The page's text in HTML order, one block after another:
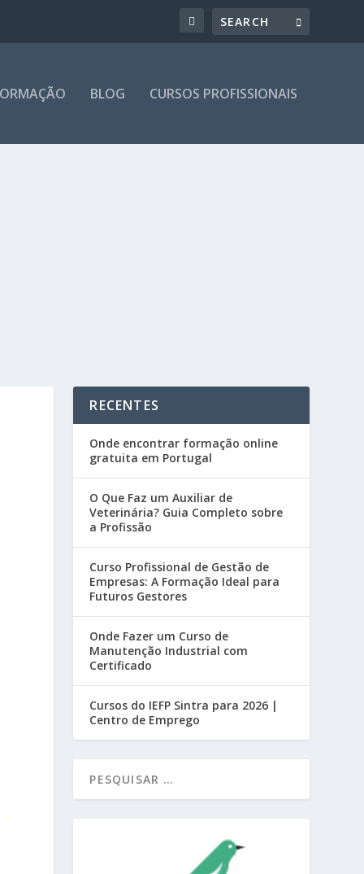
BLOG CURSOS PROFISSIONAIS
RECENTES
Onde encontrar formação online
gratuita em Portugal
O Que Faz um Auxiliar de
Veterinária? Guia Completo sobre
a Profissão
Curso Profissional de Gestão de
Empresas: A Formação Ideal para
Futuros Gestores
Onde Fazer um Curso de
Manutenção Industrial com
Certificado
Cursos do IEFP Sintra para 2026 |
Centro de Emprego